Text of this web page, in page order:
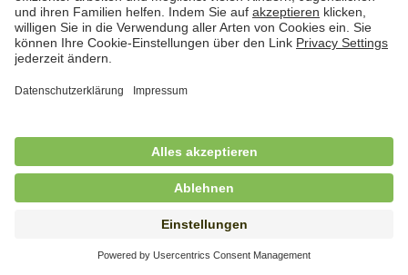
Saarbrücken, Saarbrücken
Hauswirtschaftskraft (m/w/d)
in unbefristeter Anstellung, Teilzeit (25 Std./Wo.), SOS-